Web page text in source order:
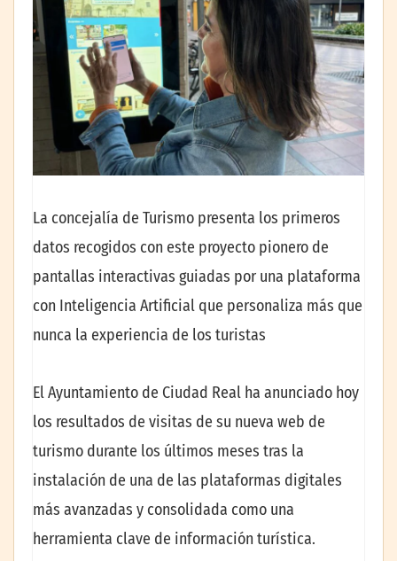
La concejalía de Turismo presenta los primeros
datos recogidos con este proyecto pionero de
pantallas interactivas guiadas por una plataforma
con Inteligencia Artificial que personaliza más que
nunca la experiencia de los turistas
El Ayuntamiento de Ciudad Real ha anunciado hoy
los resultados de visitas de su nueva web de
turismo durante los últimos meses tras la
instalación de una de las plataformas digitales
más avanzadas y consolidada como una
herramienta clave de información turística.